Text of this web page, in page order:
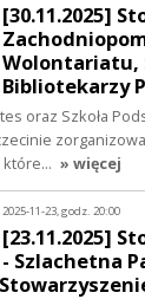
[30.11.2025]
Wolontariatu,
Bibliotekarzy
oraz Szkoła
które… » więcej
2025-11-23, godz. 20:00
[23.11.2025]
- Szlachetna